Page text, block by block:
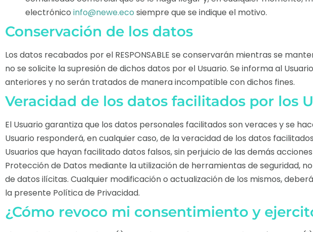
electrónico info@newe.eco siempre que se indique el motivo.
Conservación de los datos
Los datos recabados por el RESPONSABLE se conservarán mientras se
no se solicite la supresión de dichos datos por el Usuario. Se informa al
anteriores y no serán tratados de manera incompatible con dichos fines.
Veracidad de los datos facilitados por los
El Usuario garantiza que los datos personales facilitados son veraces y se
Usuario responderá, en cualquier caso, de la veracidad de los datos
Usuarios que hayan facilitado datos falsos, sin perjuicio de las demás
Protección de Datos mediante la utilización de herramientas de seguridad,
de datos ilícitas. Cualquier modificación o actualización de los mismos,
la presente Política de Privacidad.
¿Cómo revoco mi consentimiento y